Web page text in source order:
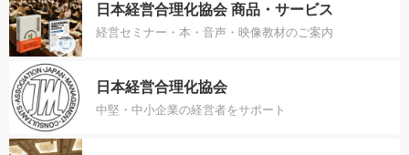
日本経営合理化協会 商品・サービス
経営セミナー・本・音声・映像教材のご案内
日本経営合理化協会
中堅・中小企業の経営者をサポート